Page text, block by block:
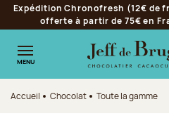
Aller à la navigation
Aller au contenu principal
Aller au pied de page
Expédition Chronofresh (12€ de
offerte à partir de 75€ en
MENU
Accueil Chocolat Toute la gamme